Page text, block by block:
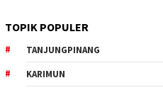
TOPIK POPULER
TANJUNGPINANG
KARIMUN